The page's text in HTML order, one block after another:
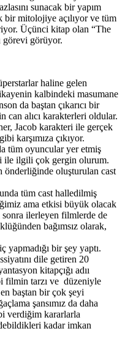
sunacak bir yapım
mitolojiye açılıyor ve tüm
Üçünci kitap olan “The
görevi görüyor.
haline gelen
kalbindeki masumane
da baştan çıkarıcı bir
alıcı karakterleri oldular.
Jacob karakteri ile gerçek
karşımıza çıkıyor.
tüm oyuncular yer etmiş
ile ilgili çok gergin olurum.
oluşturulan cast
tüm cast halledilmiş
ama etkisi büyük olacak
ilerleyen filmlerde de
bağımsız olarak,
yapmadığı bir şey yaptı.
dile getiren 20
kitapçığı adıı
filmin tarzı ve düzeniyle
baştan bir çok şeyi
şansımız da daha
verdiğim kararlarla
kadar imkan